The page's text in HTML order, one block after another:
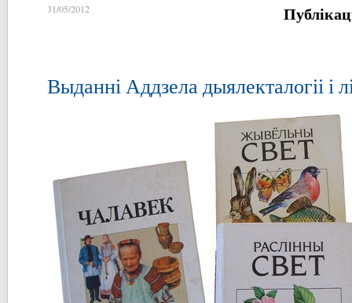
31/05/2012
Выданні Аддзела дыялекталогіі і